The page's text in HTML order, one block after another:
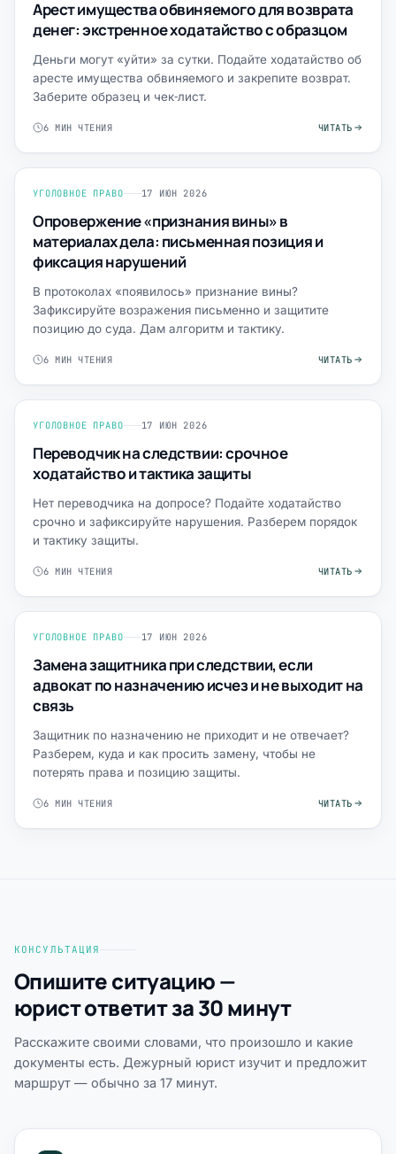
Арест имущества обвиняемого для возврата
денег: экстренное ходатайство с образцом
Деньги могут «уйти» за сутки. Подайте ходатайство об
аресте имущества обвиняемого и закрепите возврат.
Заберите образец и чек‑лист.
6 МИН ЧТЕНИЯ ЧИТАТЬ
УГОЛОВНОЕ ПРАВО 17 ИЮН 2026
Опровержение «признания вины» в
материалах дела: письменная позиция и
фиксация нарушений
В протоколах «появилось» признание вины?
Зафиксируйте возражения письменно и защитите
позицию до суда. Дам алгоритм и тактику.
6 МИН ЧТЕНИЯ ЧИТАТЬ
УГОЛОВНОЕ ПРАВО 17 ИЮН 2026
Переводчик на следствии: срочное
ходатайство и тактика защиты
Нет переводчика на допросе? Подайте ходатайство
срочно и зафиксируйте нарушения. Разберем порядок
и тактику защиты.
6 МИН ЧТЕНИЯ ЧИТАТЬ
УГОЛОВНОЕ ПРАВО 17 ИЮН 2026
Замена защитника при следствии, если
адвокат по назначению исчез и не выходит на
связь
Защитник по назначению не приходит и не отвечает?
Разберем, куда и как просить замену, чтобы не
потерять права и позицию защиты.
6 МИН ЧТЕНИЯ ЧИТАТЬ
КОНСУЛЬТАЦИЯ
Опишите ситуацию —
юрист ответит за 30 минут
Расскажите своими словами, что произошло и какие
документы есть. Дежурный юрист изучит и предложит
маршрут — обычно за 17 минут.